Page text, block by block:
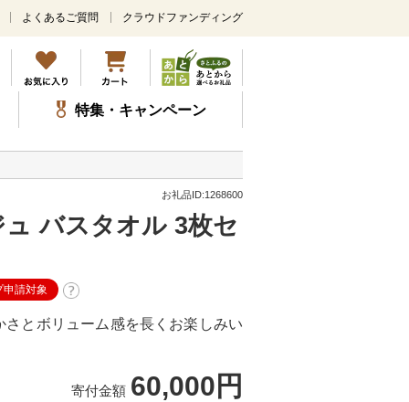
メ
ン
コ
ン
テ
ツ
ッ
よくあるご質問 クラウドファンディング
特集・キャンペーン
お礼品ID:1268600
バスタオル 3枚セ
申請対象
とボリューム感を長くお楽しみい
寄付金額 60,000円